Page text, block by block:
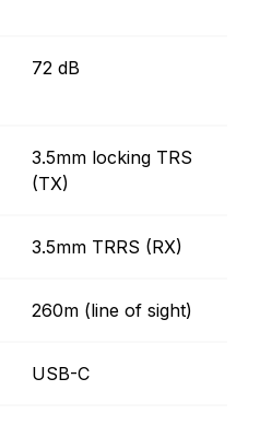
72 dB
3.5mm locking TRS
(TX)
3.5mm TRRS (RX)
260m (line of sight)
USB-C